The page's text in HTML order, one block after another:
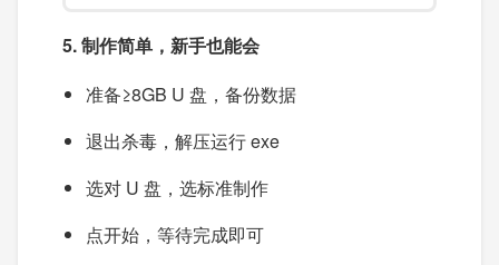
5. 制作简单，新手也能会
准备≥8GB U 盘，备份数据
退出杀毒，解压运行 exe
选对 U 盘，选标准制作
点开始，等待完成即可